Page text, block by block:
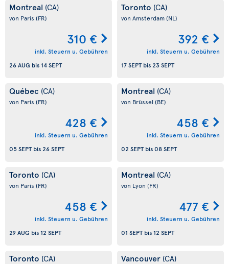
Montreal (CA)
von Paris (FR)
310 €
inkl. Steuern u. Gebühren
26 AUG bis 14 SEPT
Toronto (CA)
von Amsterdam(NL)
392 €
inkl. Steuern u. Gebühren
17 SEPTbis23 SEPT
Québec (CA)
von Paris (FR)
428 €
inkl. Steuern u. Gebühren
05 SEPTbis26 SEPT
Montreal (CA)
von Brüssel (BE)
458 €
inkl. Steuern u. Gebühren
02 SEPTbis08 SEPT
Toronto (CA)
von Paris (FR)
458 €
inkl. Steuern u. Gebühren
29 AUG bis 12 SEPT
Montreal (CA)
von Lyon (FR)
477 €
inkl. Steuern u. Gebühren
01 SEPTbis 12 SEPT
Toronto (CA) Vancouver (CA)